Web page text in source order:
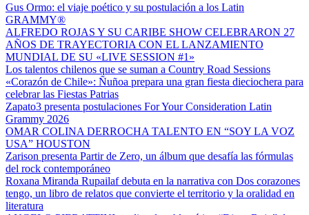
Gus Ormo: el viaje poético y su postulación a los Latin
GRAMMY®
ALFREDO ROJAS Y SU CARIBE SHOW CELEBRARON 27
AÑOS DE TRAYECTORIA CON EL LANZAMIENTO
MUNDIAL DE SU «LIVE SESSION #1»
Los talentos chilenos que se suman a Country Road Sessions
«Corazón de Chile»: Ñuñoa prepara una gran fiesta dieciochera para
celebrar las Fiestas Patrias
Zapato3 presenta postulaciones For Your Consideration Latin
Grammy 2026
OMAR COLINA DERROCHA TALENTO EN “SOY LA VOZ
USA” HOUSTON
Zarison presenta Partir de Zero, un álbum que desafía las fórmulas
del rock contemporáneo
Roxana Miranda Rupailaf debuta en la narrativa con Dos corazones
tengo, un libro de relatos que convierte el territorio y la oralidad en
literatura